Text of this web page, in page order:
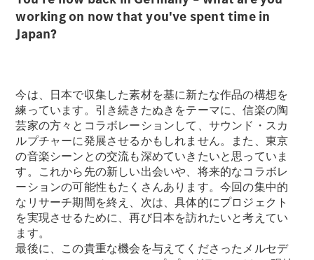
working on now that you've spent time in
Japan?
今は、日本で収集した素材を基に新たな作品の構想を
練っています。引き続きたぬきをテーマに、信楽の陶
芸家の方々とコラボレーションして、サウンド・スカ
ルプチャーに発展させるかもしれません。また、東京
の音楽シーンとの交流も深めていきたいと思っていま
す。これから先の新しい出会いや、将来的なコラボレ
ーションの可能性もたくさんあります。今回の集中的
なリサーチ期間を終え、次は、具体的にプロジェクト
を実現させるために、再び日本を訪れたいと考えてい
ます。
最後に、この貴重な機会を与えてくださったメルセデ